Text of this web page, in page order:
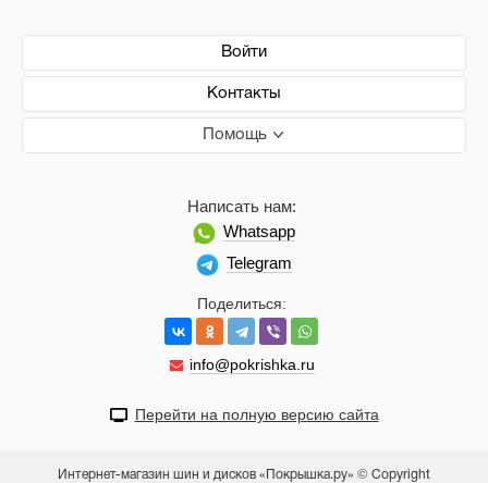
Войти
Контакты
Помощь
Поделиться:
info@pokrishka.ru
Написать нам:
Whatsapp
Telegram
Перейти на полную версию сайта
Интернет-магазин шин и дисков «Покрышка.ру» © Copyright